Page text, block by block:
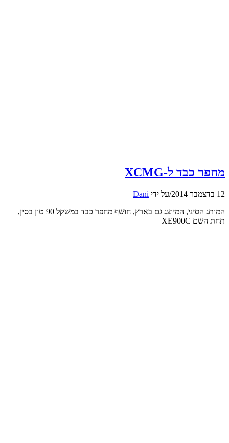
מחפר כבד ל-XCMG
12 בדצמבר 2014 /על ידי Dani
המותג הסיני, המיוצג גם בארץ, חושף מחפר כבד במשקל 90 טון בסין,
תחת השם XE900C